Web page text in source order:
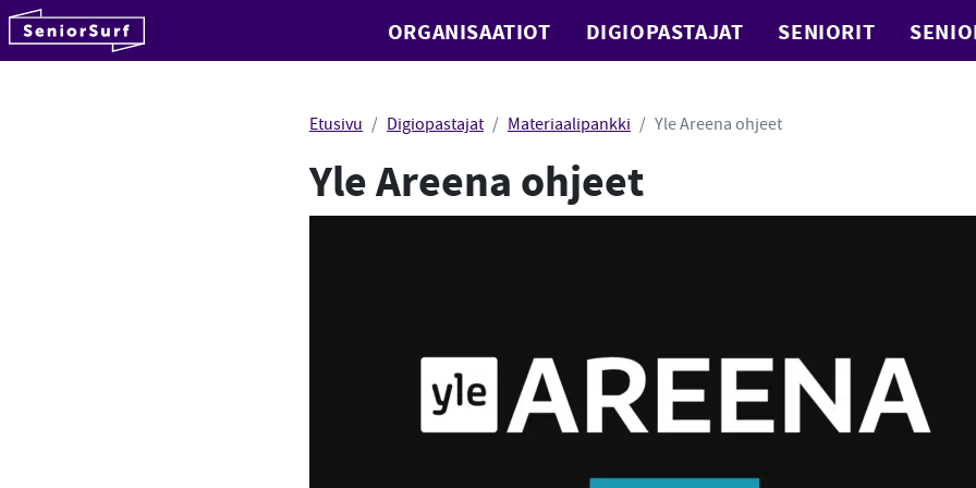
Hyppää sisältöön ORGANISAATIOT DIGIOPASTAJAT SENIORIT
Etusivu Digiopastajat Materiaalipankki Yle Areena ohjeet
Yle Areena ohjeet